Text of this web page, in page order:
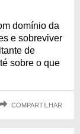
domínio da
e sobreviver
de
sobre o que
COMPARTILHAR